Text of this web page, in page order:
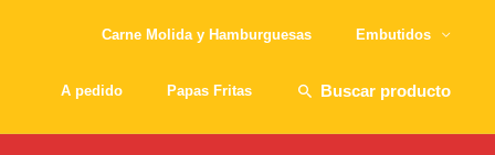
Carne Molida y Hamburguesas Embutidos
A pedido Papas Fritas Buscar